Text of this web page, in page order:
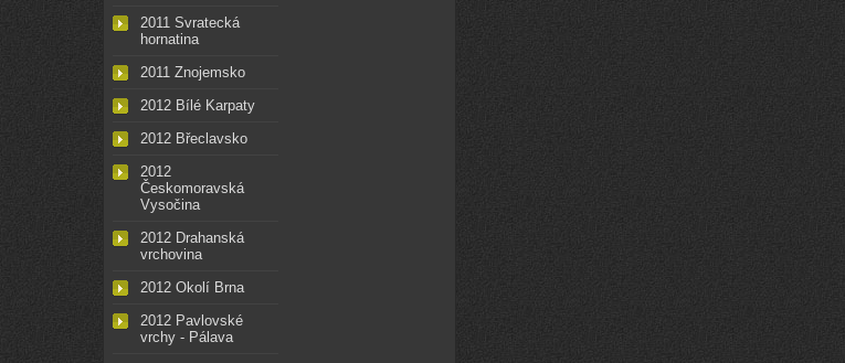
2011 Svratecká
hornatina
2011 Znojemsko
2012 Bílé Karpaty
2012 Břeclavsko
2012
Českomoravská
Vysočina
2012 Drahanská
vrchovina
2012 Okolí Brna
2012 Pavlovské
vrchy - Pálava